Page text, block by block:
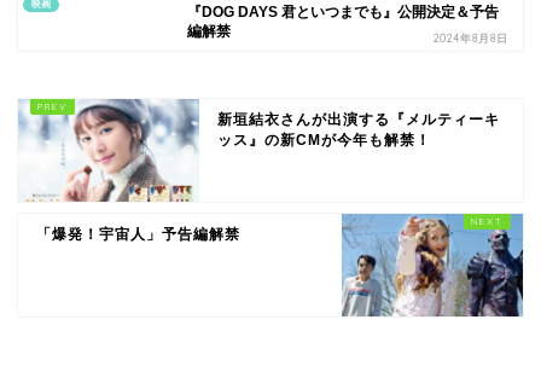
映画
『DOG DAYS 君といつまでも』公開決定＆予告
編解禁
2024年8月8日
新垣結衣さんが出演する『メルティーキ
ッス』の新CMが今年も解禁！
「爆発！宇宙人」予告編解禁